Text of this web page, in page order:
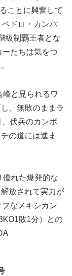
ことに興奮して
ドロ・カンパ
級制覇王者とな
たちは気をつ
と見られるワ
、無敗のままラ
伏兵のカンボ
の道には進ま
れた爆発的な
放されて実力が
なメキシカン
敗1分）との